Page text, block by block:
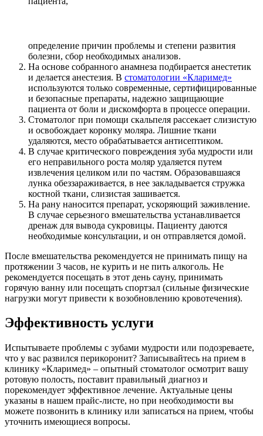
определение причин проблемы и степени развития
болезни, сбор необходимых анализов.
На основе собранного анамнеза подбирается анестетик
и делается анестезия. В стоматологии «Кларимед»
используются только современные, сертифицированные
и безопасные препараты, надежно защищающие
пациента от боли и дискомфорта в процессе операции.
Стоматолог при помощи скальпеля рассекает слизистую
и освобождает коронку моляра. Лишние ткани
удаляются, место обрабатывается антисептиком.
В случае критического повреждения зуба мудрости или
его неправильного роста моляр удаляется путем
извлечения целиком или по частям. Образовавшаяся
лунка обеззараживается, в нее закладывается стружка
костной ткани, слизистая зашивается.
На рану наносится препарат, ускоряющий заживление.
В случае серьезного вмешательства устанавливается
дренаж для вывода сукровицы. Пациенту даются
необходимые консультации, и он отправляется домой.
После вмешательства рекомендуется не принимать пищу на
протяжении 3 часов, не курить и не пить алкоголь. Не
рекомендуется посещать в этот день сауну, принимать
горячую ванну или посещать спортзал (сильные физические
нагрузки могут привести к возобновлению кровотечения).
Эффективность услуги
Испытываете проблемы с зубами мудрости или подозреваете,
что у вас развился перикоронит? Записывайтесь на прием в
клинику «Кларимед» – опытный стоматолог осмотрит вашу
ротовую полость, поставит правильный диагноз и
порекомендует эффективное лечение. Актуальные цены
указаны в нашем прайс-листе, но при необходимости вы
можете позвонить в клинику или записаться на прием, чтобы
уточнить имеющиеся вопросы.